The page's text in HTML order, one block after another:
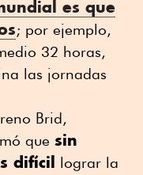
es que
; por ejemplo,
32 horas,
las jornadas
Brid,
que sin
difícil
lograr la